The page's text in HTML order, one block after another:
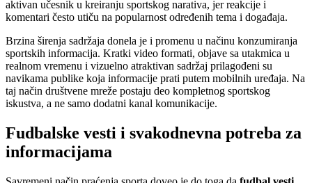
aktivan učesnik u kreiranju sportskog narativa, jer reakcije i
komentari često utiču na popularnost određenih tema i događaja.
Brzina širenja sadržaja donela je i promenu u načinu konzumiranja
sportskih informacija. Kratki video formati, objave sa utakmica u
realnom vremenu i vizuelno atraktivan sadržaj prilagođeni su
navikama publike koja informacije prati putem mobilnih uređaja. Na
taj način društvene mreže postaju deo kompletnog sportskog
iskustva, a ne samo dodatni kanal komunikacije.
Fudbalske vesti i svakodnevna potreba za
informacijama